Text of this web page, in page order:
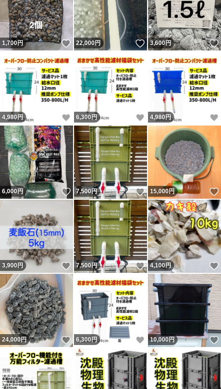
1,700円 いいね！
22,000円 いいね！
3,600円
4,980円 いいね！
6,300円 いいね！
4,980円
6,000円 いいね！
7,500円 いいね！
15,000円
3,900円 いいね！
7,500円 いいね！
4,100円
24,000円 いいね！
6,300円 いいね！
10,000円